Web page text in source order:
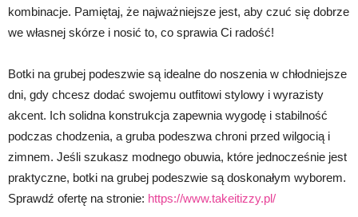
kombinacje. Pamiętaj, że najważniejsze jest, aby czuć się dobrze
we własnej skórze i nosić to, co sprawia Ci radość!
Botki na grubej podeszwie są idealne do noszenia w chłodniejsze
dni, gdy chcesz dodać swojemu outfitowi stylowy i wyrazisty
akcent. Ich solidna konstrukcja zapewnia wygodę i stabilność
podczas chodzenia, a gruba podeszwa chroni przed wilgocią i
zimnem. Jeśli szukasz modnego obuwia, które jednocześnie jest
praktyczne, botki na grubej podeszwie są doskonałym wyborem.
Sprawdź ofertę na stronie: https://www.takeitizzy.pl/